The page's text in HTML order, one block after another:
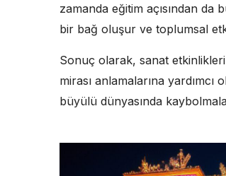
zamanda eğitim açısından
bir bağ oluşur ve toplumsal
Sonuç olarak, sanat
mirası anlamalarına
büyülü dünyasında